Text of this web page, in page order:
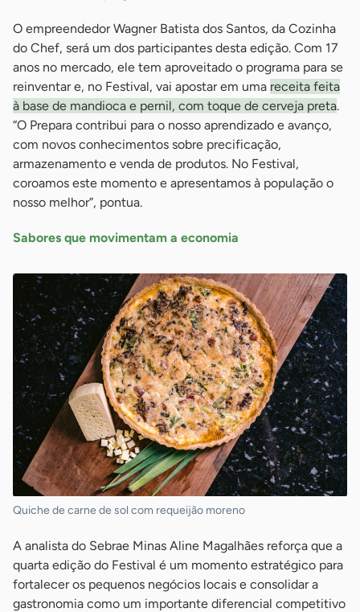
O empreendedor Wagner Batista dos Santos, da Cozinha
do Chef, será um dos participantes desta edição. Com 17
anos no mercado, ele tem aproveitado o programa para se
reinventar e, no Festival, vai apostar em uma receita feita
à base de mandioca e pernil, com toque de cerveja preta.
“O Prepara contribui para o nosso aprendizado e avanço,
com novos conhecimentos sobre precificação,
armazenamento e venda de produtos. No Festival,
coroamos este momento e apresentamos à população o
nosso melhor”, pontua.
Sabores que movimentam a economia
Quiche de carne de sol com requeijão moreno
A analista do Sebrae Minas Aline Magalhães reforça que a
quarta edição do Festival é um momento estratégico para
fortalecer os pequenos negócios locais e consolidar a
gastronomia como um importante diferencial competitivo